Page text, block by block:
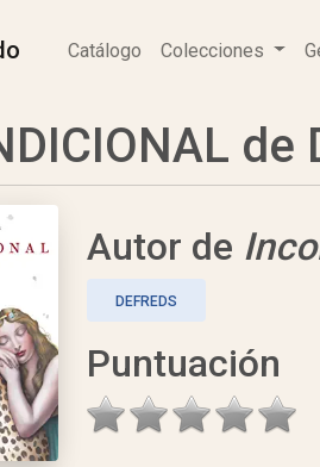
Catálogo Colecciones
de
Autor de
DEFREDS
Puntuación